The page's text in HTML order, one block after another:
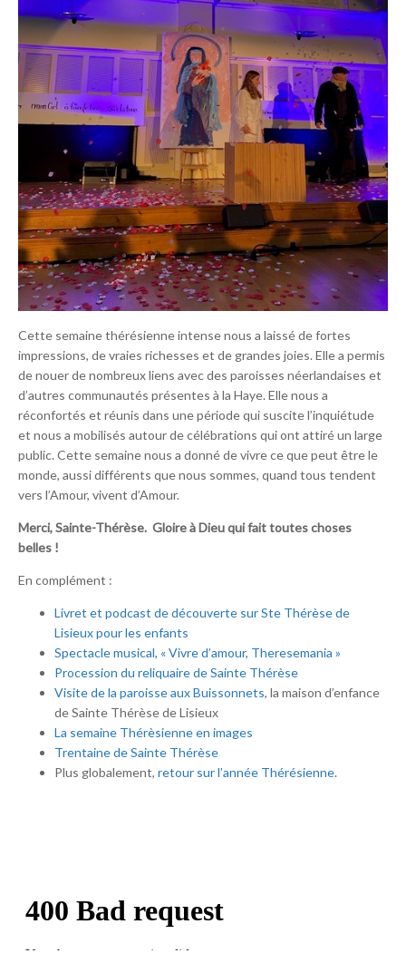
Cette semaine thérésienne intense nous a laissé de fortes
impressions, de vraies richesses et de grandes joies. Elle a permis
de nouer de nombreux liens avec des paroisses néerlandaises et
d’autres communautés présentes à la Haye. Elle nous a
réconfortés et réunis dans une période qui suscite l’inquiétude
et nous a mobilisés autour de célébrations qui ont attiré un large
public. Cette semaine nous a donné de vivre ce que peut être le
monde, aussi différents que nous sommes, quand tous tendent
vers l’Amour, vivent d’Amour.
Merci, Sainte-Thérèse. Gloire à Dieu qui fait toutes choses
belles !
En complément :
Livret et podcast de découverte sur Ste Thérèse de
Lisieux pour les enfants
Spectacle musical, « Vivre d’amour, Theresemania »
Procession du reliquaire de Sainte Thérèse
Visite de la paroisse aux Buissonnets, la maison d’enfance
de Sainte Thérèse de Lisieux
La semaine Thérèsienne en images
Trentaine de Sainte Thérèse
Plus globalement, retour sur l’année Thérésienne.